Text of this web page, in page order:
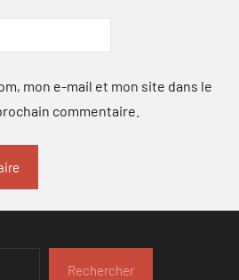
mon e-mail et mon site dans le
commentaire.
Rechercher